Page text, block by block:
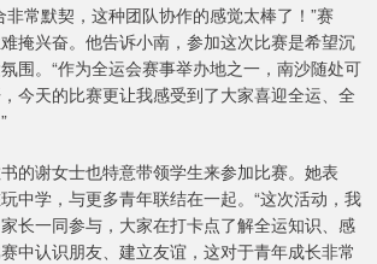
非常默契，这种团队协作的感觉太棒了！”赛
掩兴奋。他告诉小南，参加这次比赛是希望沉
围。“作为全运会赛事举办地之一，南沙随处可
今天的比赛更让我感受到了大家喜迎全运、全
的谢女士也特意带领学生来参加比赛。她表
中学，与更多青年联结在一起。“这次活动，我
长一同参与，大家在打卡点了解全运知识、感
中认识朋友、建立友谊，这对于青年成长非常